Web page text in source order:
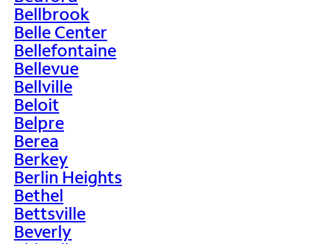
Bellbrook
Belle Center
Bellefontaine
Bellevue
Bellville
Beloit
Belpre
Berea
Berkey
Berlin Heights
Bethel
Bettsville
Beverly